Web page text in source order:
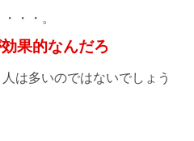
・・。
果的なんだろ
は多いのではないでしょう